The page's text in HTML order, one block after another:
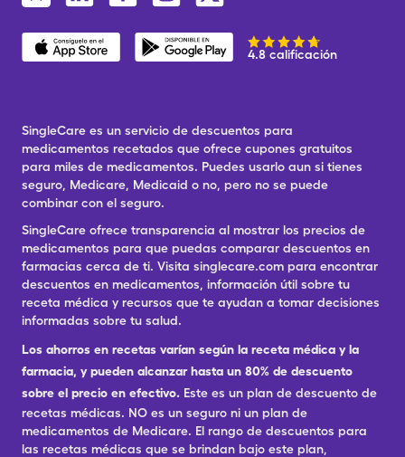
4.8 calificación
SingleCare es un servicio de descuentos para
medicamentos recetados que ofrece cupones gratuitos
para miles de medicamentos. Puedes usarlo aun si tienes
seguro, Medicare, Medicaid o no, pero no se puede
combinar con el seguro.
SingleCare ofrece transparencia al mostrar los precios de
medicamentos para que puedas comparar descuentos en
farmacias cerca de ti. Visita singlecare.com para encontrar
descuentos en medicamentos, información útil sobre tu
receta médica y recursos que te ayudan a tomar decisiones
informadas sobre tu salud.
Los ahorros en recetas varían según la receta médica y la
farmacia, y pueden alcanzar hasta un 80% de descuento
sobre el precio en efectivo. Este es un plan de descuento de
recetas médicas. NO es un seguro ni un plan de
medicamentos de Medicare. El rango de descuentos para
las recetas médicas que se brindan bajo este plan,